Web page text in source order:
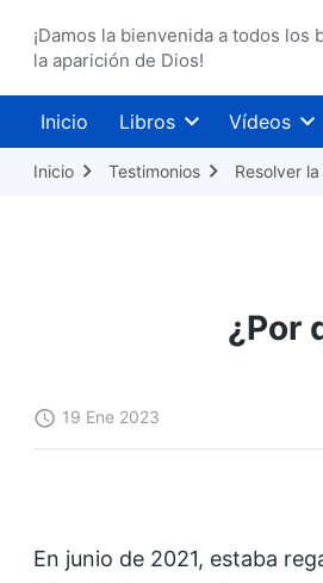
¡Damos la bienvenida a todos los
la aparición de Dios!
Inicio Libros Vídeos
Inicio Testimonios Resolver
¿Por
19 Ene 2023
En junio de 2021, estaba